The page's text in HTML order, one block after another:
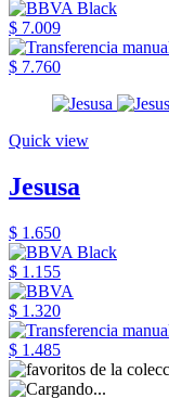
$ 7.009
$ 7.760
Quick view
Jesusa
$ 1.650
$ 1.155
$ 1.320
$ 1.485